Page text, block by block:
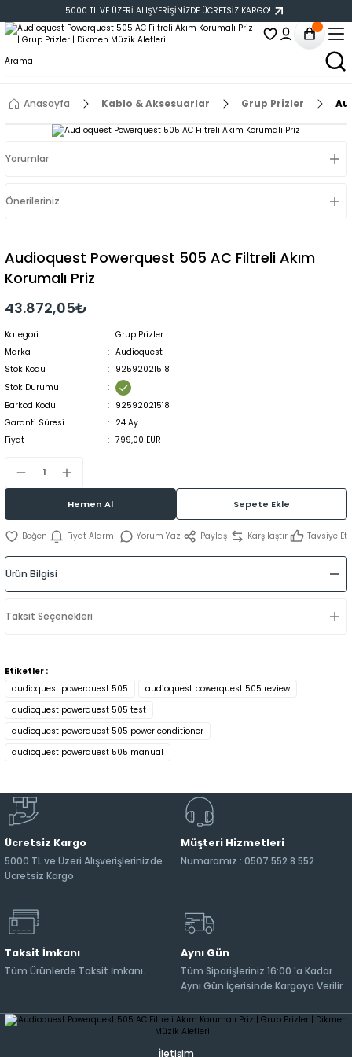
5000 TL VE ÜZERİ ALIŞVERİŞİNİZDE ÜCRETSİZ KARGO!
Anasayfa Kablo & Aksesuarlar Grup Prizler
Yorumlar
Önerileriniz
Audioquest Powerquest 505 AC Filtreli Akım
Korumalı Priz
43.872,05₺
Kategori
Grup Prizler
Marka
Audioquest
Stok Kodu
92592021518
Stok Durumu
Barkod Kodu
92592021518
Garanti Süresi
24 Ay
Fiyat
799,00 EUR
Hemen Al Sepete Ekle
Fiyat Alarmı Yorum Yaz Paylaş Karşılaştır Tavsiye Et
Ürün Bilgisi
Taksit Seçenekleri
Etiketler :
audioquest powerquest 505
audioquest powerquest 505 review
audioquest powerquest 505 test
audioquest powerquest 505 power conditioner
audioquest powerquest 505 manual
Ücretsiz Kargo
5000 TL ve Üzeri Alışverişlerinizde
Ücretsiz Kargo
Müşteri Hizmetleri
Numaramız : 0507 552 8 552
Taksit İmkanı
Tüm Ürünlerde Taksit İmkanı.
Aynı Gün
Tüm Siparişleriniz 16:00 'a Kadar
Aynı Gün İçerisinde Kargoya Verilir
İletişim